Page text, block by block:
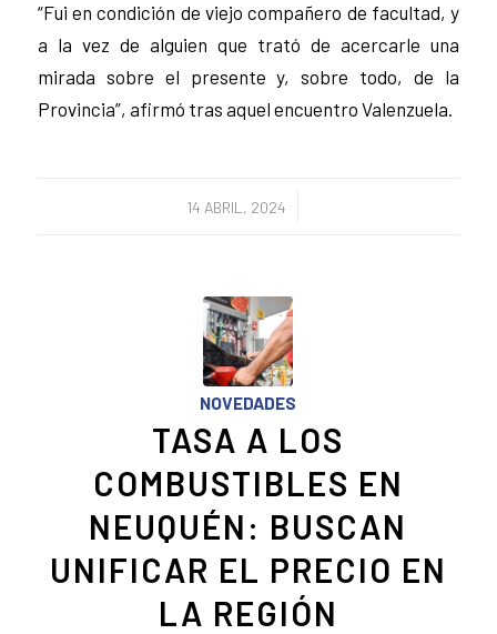
“Fui en condición de viejo compañero de facultad, y
a la vez de alguien que trató de acercarle una
mirada sobre el presente y, sobre todo, de la
Provincia”, afirmó tras aquel encuentro Valenzuela.
14 ABRIL, 2024
/
NOVEDADES
TASA A LOS
COMBUSTIBLES EN
NEUQUÉN: BUSCAN
UNIFICAR EL PRECIO EN
LA REGIÓN